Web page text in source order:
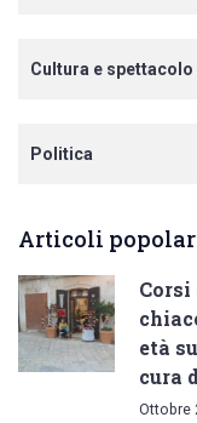
Cultura e spettacolo
Politica
Articoli
età
cura
Ottobre